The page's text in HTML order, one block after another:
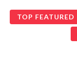
TOP FEATURED